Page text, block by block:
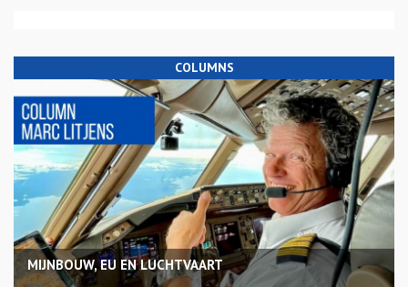
COLUMNS
MIJNBOUW, EU EN LUCHTVAART